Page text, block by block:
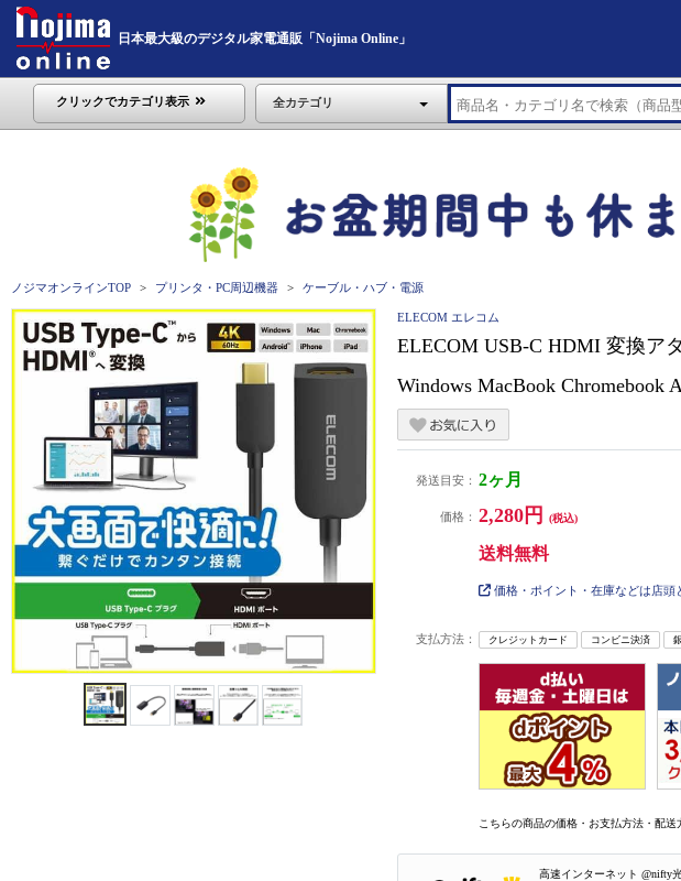
日本最大級のデジタル家電通販「Nojima Online」
クリックでカテゴリ表示 全カテゴリ
ノジマオンラインTOP プリンタ・PC周辺機器 ケーブル・ハブ・電源
ELECOM エレコム
ELECOM USB-C HDMI 変換ア
Windows MacBook
発送目安： 2ヶ月
価格： 2,280円 (税込)
送料無料
価格・ポイント・在庫などは店頭
支払方法： クレジットカード コンビニ決済
こちらの商品の価格・お支払方法・配
高速インターネット @nifty